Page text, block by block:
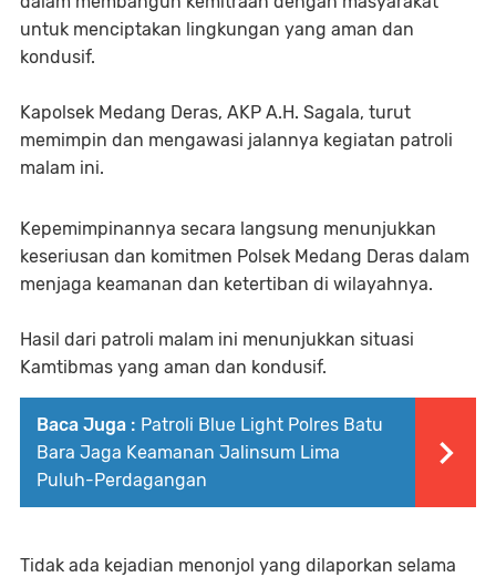
untuk menciptakan lingkungan yang aman dan
kondusif.
Kapolsek Medang Deras, AKP A.H. Sagala, turut
memimpin dan mengawasi jalannya kegiatan patroli
malam ini.
Kepemimpinannya secara langsung menunjukkan
keseriusan dan komitmen Polsek Medang Deras dalam
menjaga keamanan dan ketertiban di wilayahnya.
Hasil dari patroli malam ini menunjukkan situasi
Kamtibmas yang aman dan kondusif.
Baca Juga : Patroli Blue Light Polres Batu
Bara Jaga Keamanan Jalinsum Lima
Puluh-Perdagangan
Tidak ada kejadian menonjol yang dilaporkan selama